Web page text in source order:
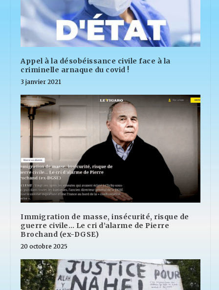
Appel à la désobéissance civile face à la
criminelle arnaque du covid !
3 janvier 2021
Immigration de masse, insécurité, risque de
guerre civile… Le cri d’alarme de Pierre
Brochand (ex-DGSE)
20 octobre 2025